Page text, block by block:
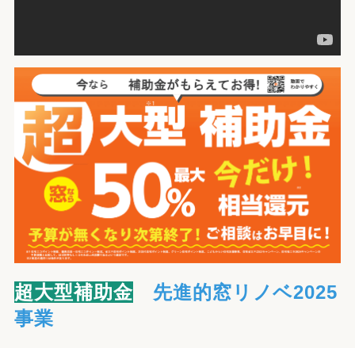
超大型補助金
先進的窓リノベ2025
事業